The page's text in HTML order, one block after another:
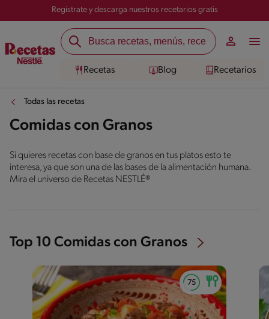
Registrate y descarga nuestros recetarios gratis
Recetas Blog Recetarios
Todas las recetas
Comidas con Granos
Si quieres recetas con base de granos en tus platos esto te
interesa, ya que son una de las bases de la alimentación humana.
Mira el universo de Recetas NESTLÉ®
Top 10 Comidas con Granos